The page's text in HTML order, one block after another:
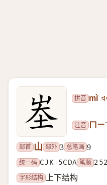
拼音 mì
注音 ㄇㄧˋ
部首 山 部外 3 总笔画 9
统一码 CJK 5CDA 笔顺
字形结构
上下结构